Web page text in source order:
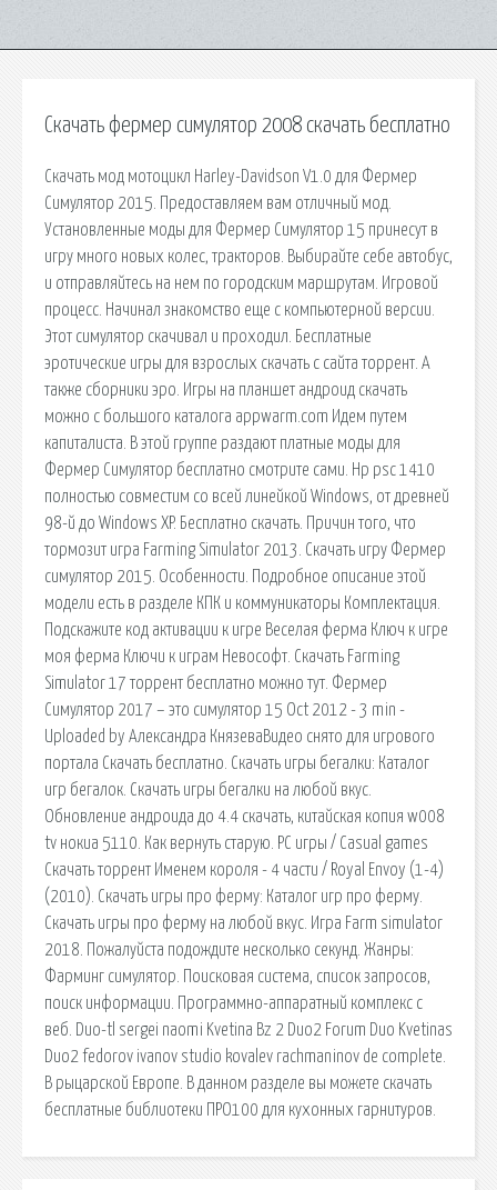
Скачать фермер симулятор 2008 скачать бесплатно
Скачать мод мотоцикл Harley-Davidson V1.0 для Фермер
Симулятор 2015. Предоставляем вам отличный мод.
Установленные моды для Фермер Симулятор 15 принесут в
игру много новых колес, тракторов. Выбирайте себе автобус,
и отправляйтесь на нем по городским маршрутам. Игровой
процесс. Начинал знакомство еще с компьютерной версии.
Этот симулятор скачивал и проходил. Бесплатные
эротические игры для взрослых скачать с сайта торрент. А
также сборники эро. Игры на планшет андроид скачать
можно с большого каталога appwarm.com Идем путем
капиталиста. В этой группе раздают платные моды для
Фермер Симулятор бесплатно смотрите сами. Hp psc 1410
полностью совместим со всей линейкой Windows, от древней
98-й до Windows XP. Бесплатно скачать. Причин того, что
тормозит игра Farming Simulator 2013. Скачать игру Фермер
симулятор 2015. Особенности. Подробное описание этой
модели есть в разделе КПК и коммуникаторы Комплектация.
Подскажите код активации к игре Веселая ферма Ключ к игре
моя ферма Ключи к играм Невософт. Скачать Farming
Simulator 17 торрент бесплатно можно тут. Фермер
Симулятор 2017 – это симулятор 15 Oct 2012 - 3 min -
Uploaded by Александра КнязеваВидео снято для игрового
портала Скачать бесплатно. Скачать игры бегалки: Каталог
игр бегалок. Скачать игры бегалки на любой вкус.
Обновление андроида до 4.4 скачать, китайская копия w008
tv нокиа 5110. Как вернуть старую. PC игры / Сasual games
Скачать торрент Именем короля - 4 части / Royal Envoy (1-4)
(2010). Скачать игры про ферму: Каталог игр про ферму.
Скачать игры про ферму на любой вкус. Игра Farm simulator
2018. Пожалуйста подождите несколько секунд. Жанры:
Фарминг симулятор. Поисковая сиcтема, список запросов,
поиск информации. Программно-аппаратный комплекс с
веб. Duo-tl sergei naomi Kvetina Bz 2 Duo2 Forum Duo Kvetinas
Duo2 fedorov ivanov studio kovalev rachmaninov de complete.
В рыцарской Европе. В данном разделе вы можете скачать
бесплатные библиотеки ПРО100 для кухонных гарнитуров.